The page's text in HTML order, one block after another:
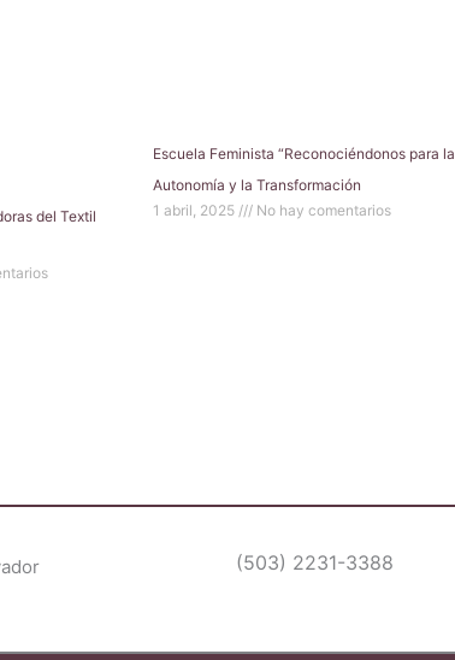
del Textil
Escuela Feminista “Reconociéndonos para la
Autonomía y la Transformación
1 abril, 2025
No hay comentarios
(503) 2231-3388